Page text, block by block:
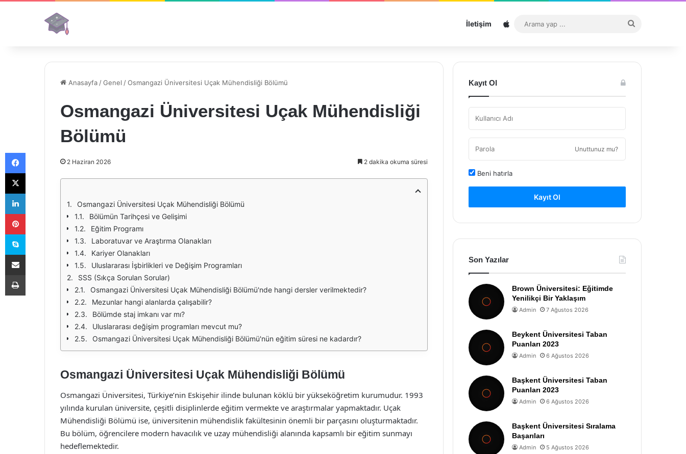
İletişim Sitemap
...
Anasayfa /Genel /Osmangazi Üniversitesi Uçak Mühendisliği Bölümü
Osmangazi Üniversitesi Uçak Mühendisliği
Bölümü
2 Haziran 2026 2 dakika okuma süresi
Osmangazi Üniversitesi Uçak Mühendisliği Bölümü
Bölümün Tarihçesi ve Gelişimi
Eğitim Programı
Laboratuvar ve Araştırma Olanakları
Kariyer Olanakları
Uluslararası İşbirlikleri ve Değişim Programları
SSS (Sıkça Sorulan Sorular)
Osmangazi Üniversitesi Uçak Mühendisliği Bölümü'nde hangi dersler verilmektedir?
Mezunlar hangi alanlarda çalışabilir?
Bölümde staj imkanı var mı?
Uluslararası değişim programları mevcut mu?
Osmangazi Üniversitesi Uçak Mühendisliği Bölümü'nün eğitim süresi ne kadardır?
Osmangazi Üniversitesi Uçak Mühendisliği Bölümü
Osmangazi Üniversitesi, Türkiye’nin Eskişehir ilinde bulunan köklü bir yükseköğretim kurumudur. 1993
yılında kurulan üniversite, çeşitli disiplinlerde eğitim vermekte ve araştırmalar yapmaktadır. Uçak
Mühendisliği Bölümü ise, üniversitenin mühendislik fakültesinin önemli bir parçasını oluşturmaktadır.
Bu bölüm, öğrencilere modern havacılık ve uzay mühendisliği alanında kapsamlı bir eğitim sunmayı
hedeflemektedir.
Kayıt Ol
Unuttunuz mu?
Beni hatırla
Kayıt Ol
Son Yazılar
Brown Üniversitesi: Eğitimde
Yenilikçi Bir Yaklaşım
Admin 7 Ağustos 2026
Beykent Üniversitesi Taban
Puanları 2023
Admin 6 Ağustos 2026
Başkent Üniversitesi Taban
Puanları 2023
Admin 6 Ağustos 2026
Başkent Üniversitesi Sıralama
Başarıları
Admin 5 Ağustos 2026
Facebook
X
LinkedIn
Pinterest
Skype
E-Posta ile paylaş